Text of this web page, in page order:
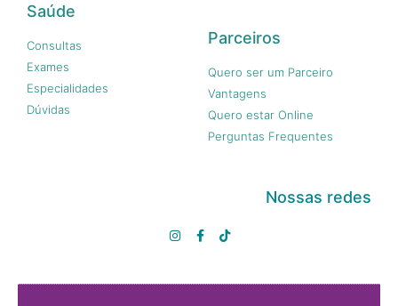
Saúde
Consultas
Exames
Especialidades
Dúvidas
Parceiros
Quero ser um Parceiro
Vantagens
Quero estar Online
Perguntas Frequentes
Nossas redes